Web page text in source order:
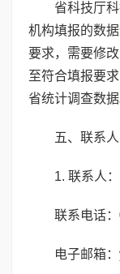
省科技厅
机构填报的数
要求，需要修
至符合填报要
省统计调查数据
五、联系
1. 联系人
联系电话
电子邮箱